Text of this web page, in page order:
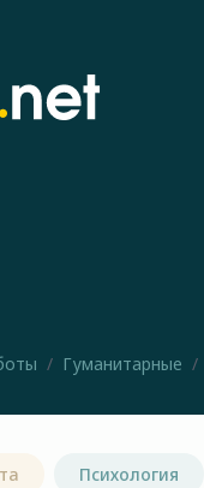
Гуманитарные
Психология